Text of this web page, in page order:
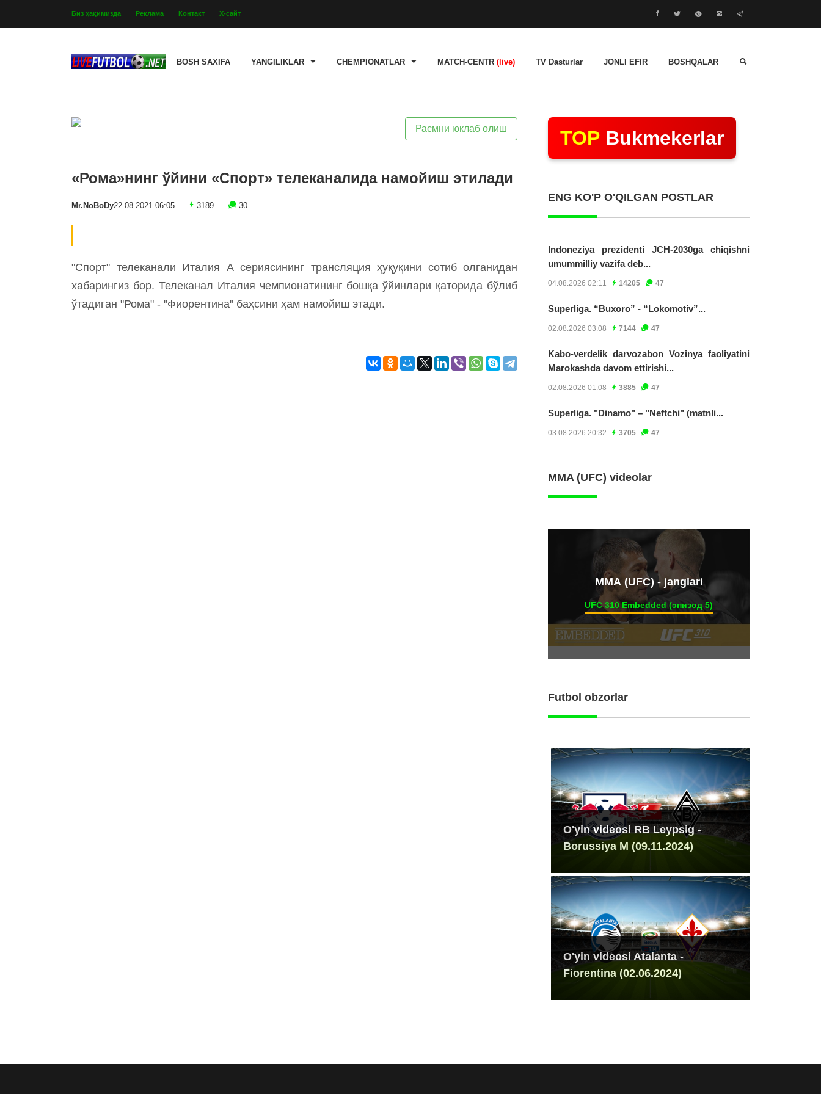
Биз ҳақимизда Реклама Контакт Х-сайт
BOSH SAXIFA YANGILIKLAR CHEMPIONATLAR MATCH-CENTR (live) TV Dasturlar JONLI EFIR BOSHQALAR
Расмни юклаб олиш
«Рома»нинг ўйини «Спорт» телеканалида намойиш этилади
Mr.NoBoDy22.08.2021 06:05 3189 30
"Спорт" телеканали Италия А сериясининг трансляция ҳуқуқини сотиб олганидан
хабарингиз бор. Телеканал Италия чемпионатининг бошқа ўйинлари қаторида бўлиб
ўтадиган "Рома" - "Фиорентина" баҳсини ҳам намойиш этади.
TOP Bukmekerlar
ENG KO'P O'QILGAN POSTLAR
Indoneziya prezidenti JCH-2030ga chiqishni
umummilliy vazifa deb...
04.08.2026 02:11 14205 47
Superliga. “Buxoro” - “Lokomotiv”...
02.08.2026 03:08 7144 47
Kabo-verdelik darvozabon Vozinya faoliyatini
Marokashda davom ettirishi...
02.08.2026 01:08 3885 47
Superliga. "Dinamo" – "Neftchi" (matnli...
03.08.2026 20:32 3705 47
MMA (UFC) videolar
ММА (UFC) - janglari
UFC 310 Embedded (эпизод 5)
Futbol obzorlar
O'yin videosi RB Leypsig -
Borussiya M (09.11.2024)
O'yin videosi Atalanta -
Fiorentina (02.06.2024)